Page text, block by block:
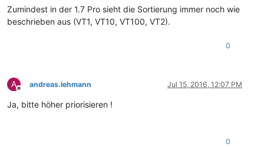
Zumindest in der 1.7 Pro sieht die Sortierung immer noch wie
beschrieben aus (VT1, VT10, VT100, VT2).
0
A
Offline
andreas.lehmann Jul 15, 2016, 12:07 PM
Ja, bitte höher priorisieren !
0